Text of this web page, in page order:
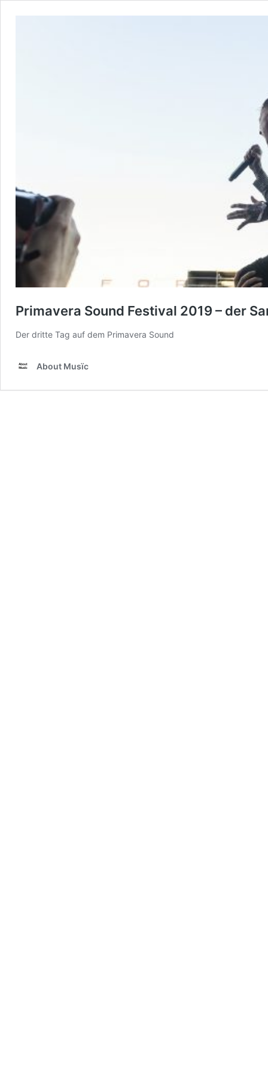
Primavera Sound Festival 2019 – der
Der dritte Tag auf dem Primavera Sound
About Musïc